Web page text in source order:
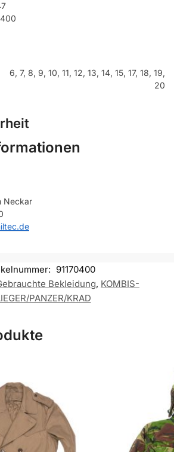
6, 7, 8, 9, 10, 11, 12, 13, 14, 15, 17, 18, 19,
20
Neckar
91170400
Bekleidung, KOMBIS-
PANZER/KRAD